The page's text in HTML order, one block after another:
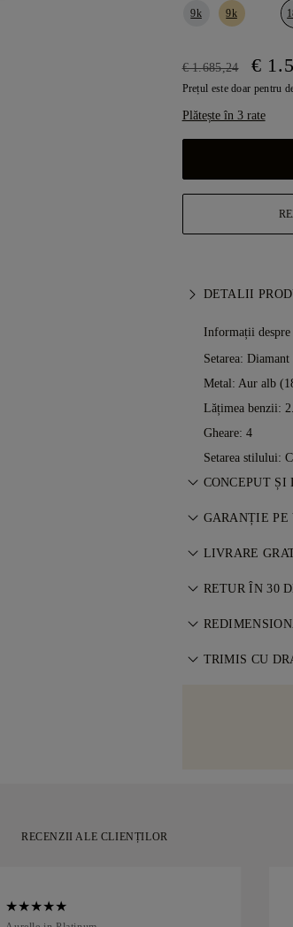
9k 9k
€ 1.685,24 €
Prețul este doar pentru
Plătește în 3 rate
DETALII
Informații despre
Setarea: Diamant
Metal: Aur alb
Lățimea benzii:
Gheare: 4
Setarea stilului:
CONCEPUT ȘI
Arta bijuteriilor,
GARANȚIE
Orice achiziție
sunt gratuite.
LIVRARE
Toate taxele
prin serviciul
noastre pentru
serviciu de
RETUR ÎN 30
Dacă nu ești
și Condiții.
Pentru o
TRIMIS CU
lucrată
RECENZII ALE CLIENȚILOR